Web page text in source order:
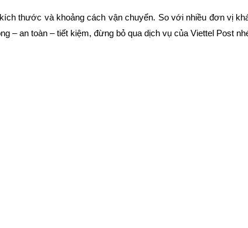
thước và khoảng cách vận chuyển. So với nhiều đơn vị
– an toàn – tiết kiệm, đừng bỏ qua dịch vụ của Viettel Post